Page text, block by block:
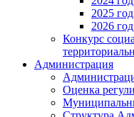
2025 год
2026 год
Конкурс
Администрация
Оценка